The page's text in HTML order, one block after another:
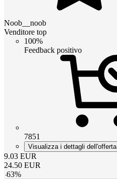
Noob__noob
Venditore top
100%
Feedback positivo
7851
Visualizza i dettagli dell'offerta
9.03 EUR
24.50 EUR
-63%